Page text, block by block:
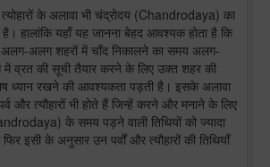
के अलावा भी चंद्रोदय (Chandrodaya) का
है। हालांकि यहाँ यह जानना बेहद आवश्यक होता है कि
अलग शहरों में चाँद निकालने का समय अलग-
व्रत की सूची तैयार करने के लिए उक्त शहर की
ध्यान रखने की आवश्यकता पड़ती है। इसके अलावा
और त्यौहारों भी होते हैं जिन्हें करने और मनाने के लिए
के समय पड़ने वाली तिथियों को ज्यादा
इसी के अनुसार उन पर्वों और त्यौहारों की तिथियाँ